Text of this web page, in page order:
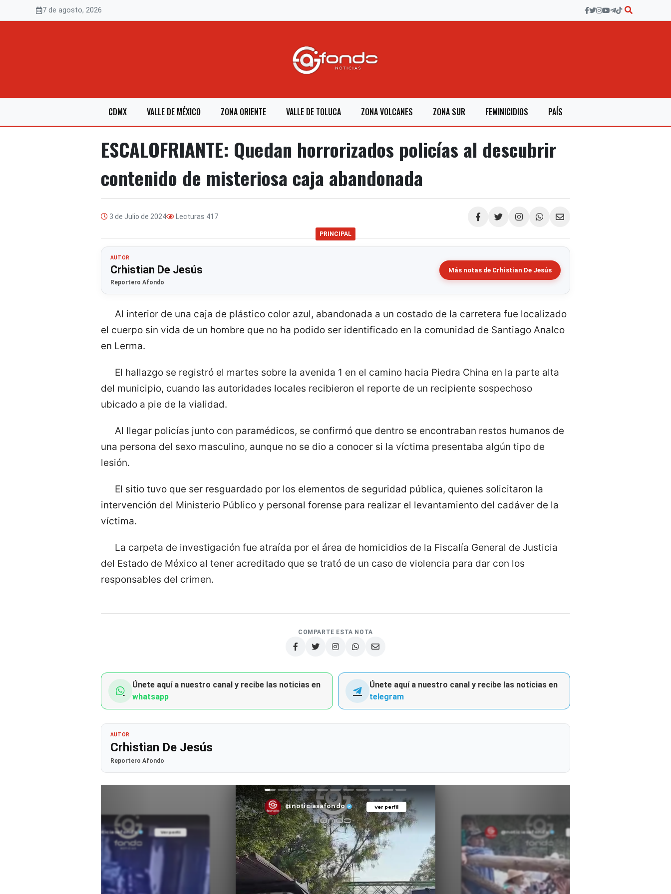
7 de agosto, 2026
CDMX VALLE DE MÉXICO ZONA ORIENTE VALLE DE TOLUCA ZONA VOLCANES ZONA SUR FEMINICIDIOS PAÍS
ESCALOFRIANTE: Quedan horrorizados policías al descubrir
contenido de misteriosa caja abandonada
3 de Julio de 2024 Lecturas 417
Compartir
PRINCIPAL
AUTOR
Crhistian De Jesús
Reportero Afondo
Más notas de Crhistian De Jesús
Al interior de una caja de plástico color azul, abandonada a un costado de la carretera fue localizado
el cuerpo sin vida de un hombre que no ha podido ser identificado en la comunidad de Santiago Analco
en Lerma.
El hallazgo se registró el martes sobre la avenida 1 en el camino hacia Piedra China en la parte alta
del municipio, cuando las autoridades locales recibieron el reporte de un recipiente sospechoso
ubicado a pie de la vialidad.
Al llegar policías junto con paramédicos, se confirmó que dentro se encontraban restos humanos de
una persona del sexo masculino, aunque no se dio a conocer si la víctima presentaba algún tipo de
lesión.
El sitio tuvo que ser resguardado por los elementos de seguridad pública, quienes solicitaron la
intervención del Ministerio Público y personal forense para realizar el levantamiento del cadáver de la
víctima.
La carpeta de investigación fue atraída por el área de homicidios de la Fiscalía General de Justicia
del Estado de México al tener acreditado que se trató de un caso de violencia para dar con los
responsables del crimen.
COMPARTE ESTA NOTA
Únete aquí a nuestro canal y recibe las noticias en
whatsapp
Únete aquí a nuestro canal y recibe las noticias en
telegram
AUTOR
Crhistian De Jesús
Reportero Afondo
Ver perfil
@noticiasafondo Ver perfil
@noticiasafondo
Ver perfil
@noticiasafondo Ver perfil